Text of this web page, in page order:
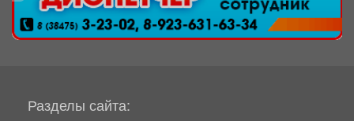
Разделы сайта: